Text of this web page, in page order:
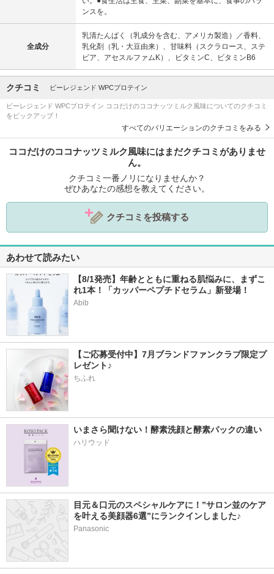
ンスを。
全成分
乳清たんぱく（乳成分を含む、アメリカ製造）／香料、
乳化剤（乳・大豆由来）、甘味料（スクラロース、ステ
ビア、アセスルファムK）、ビタミンC、ビタミンB6
クチコミ ビーレジェンド WPCプロテイン
ビーレジェンド WPCプロテイン ココだけのココナッツミルク風味についてのクチコミ
をピックアップ！
すべてのバリエーションのクチコミをみる
ココだけのココナッツミルク風味にはまだクチコミがありませ
ん。
クチコミ一番ノリになりませんか？
ぜひあなたの感想を教えてください。
クチコミを投稿する
あわせて読みたい
【8/1発売】年齢とともに重ねる肌悩みに、まずこ
れ1本！「カッパーペプチドセラム」新登場！
Abib
【ご応募受付中】7月ブランドファンクラブ限定プ
レゼント♪
ちふれ
いまさら聞けない！酵素洗顔と酵素パックの違い
ハリウッド
目元＆口元のスペシャルケアに！”サロン並のケア
を叶える美顔器6選”にランクインしました♪
Panasonic